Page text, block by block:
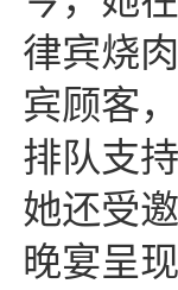
律宾烧
宾顾客
排队支
她还受
晚宴呈